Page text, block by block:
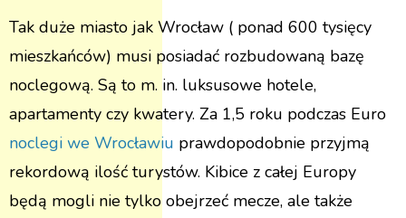
Tak duże miasto jak Wrocław ( ponad 600 tysięcy
mieszkańców) musi posiadać rozbudowaną bazę
noclegową. Są to m. in. luksusowe hotele,
apartamenty czy kwatery. Za 1,5 roku podczas Euro
noclegi we Wrocławiu prawdopodobnie przyjmą
rekordową ilość turystów. Kibice z całej Europy
będą mogli nie tylko obejrzeć mecze, ale także